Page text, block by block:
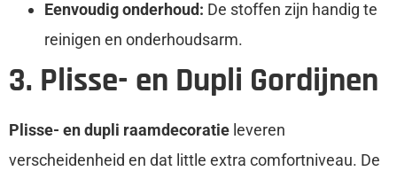
Eenvoudig onderhoud: De stoffen zijn handig te
reinigen en onderhoudsarm.
3. Plisse- en Dupli Gordijnen
Plisse- en dupli raamdecoratie leveren
verscheidenheid en dat little extra comfortniveau. De